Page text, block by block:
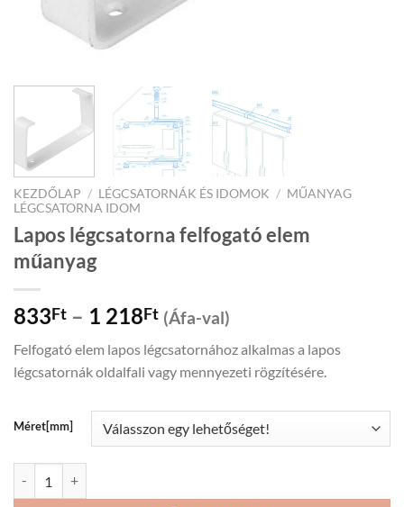
KEZDŐLAP / LÉGCSATORNÁK ÉS IDOMOK / MŰANYAG
LÉGCSATORNA IDOM
Lapos légcsatorna felfogató elem
műanyag
833Ft – 1 218FtPrice
833Ft
through
218Ft
(Áfa-val)
Felfogató elem lapos légcsatornához alkalmas a lapos
légcsatornák oldalfali vagy mennyezeti rögzítésére.
Méret[mm]